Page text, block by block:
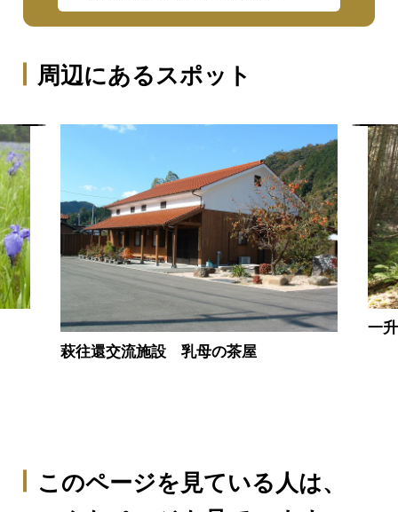
周辺にあるスポット
萩往還交流施設 乳母の茶屋
一
このページを見ている人は、